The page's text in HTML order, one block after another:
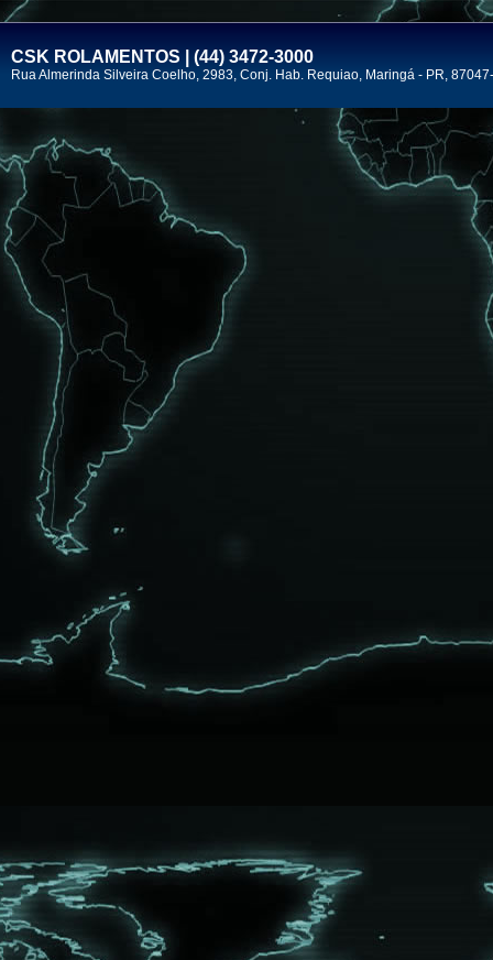
CSK ROLAMENTOS | (44) 3472-3000
Rua Almerinda Silveira Coelho, 2983, Conj. Hab. Requiao, Maringá - PR,